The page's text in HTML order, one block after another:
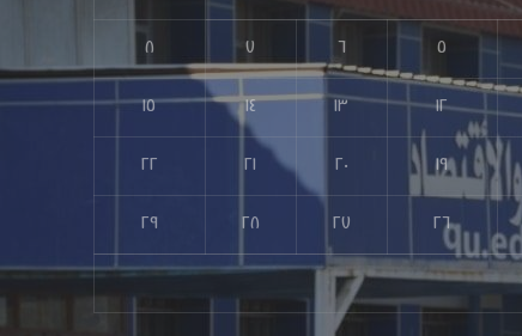
٥ ٦ ٧
٨
١٢ ١٣ ١٤
١٥
١٩ ٢٠ ٢١
٢٢
٢٦ ٢٧ ٢٨
٢٩